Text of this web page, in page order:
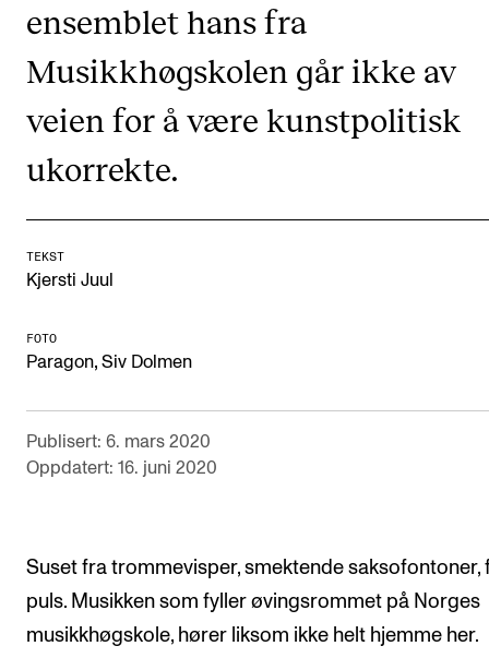
Nyheter og historier
Ledige stillinger
Kontakt oss
For ansatte og studenter
ensemblet hans fra
Musikkhøgskolen går ikke av
veien for å være kunstpolitisk
ukorrekte.
TEKST
Kjersti Juul
FOTO
Paragon, Siv Dolmen
Publisert: 6. mars 2020
Oppdatert: 16. juni 2020
Suset fra trommevisper, smektende saksofontoner,
puls. Musikken som fyller øvingsrommet på Norges
musikkhøgskole, hører liksom ikke helt hjemme her.